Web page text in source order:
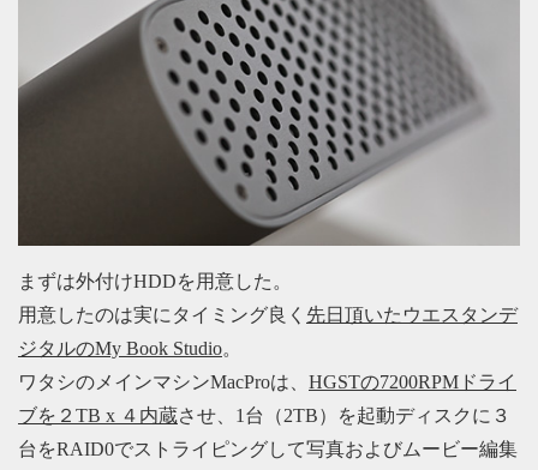
まずは外付けHDDを用意した。
用意したのは実にタイミング良く 先日頂いたウエスタンデ
ジタルのMy Book Studio。
ワタシのメインマシンMacProは、 HGSTの7200RPMドライ
ブを２TB x ４内蔵させ、1台（2TB）を起動ディスクに３
台をRAID0でストライピングして写真およびムービー編集